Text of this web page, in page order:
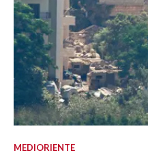
MEDIORIENTE